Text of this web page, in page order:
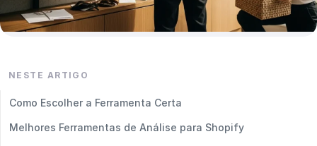
NESTE ARTIGO
Como Escolher a Ferramenta Certa
Melhores Ferramentas de Análise para Shopify